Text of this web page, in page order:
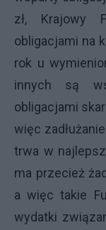
zł, Krajowy
obligacjami na
rok u
innych są
obligacjami
więc
trwa w
ma przecież
a więc takie
wydatki